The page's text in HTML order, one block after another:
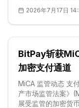
会(SEC)管,还是归
时间是7月20日当
截至2026年7月17
径上最关键、也最
事,是划出一条美国
2026年7月17日
BitPay斩获
加密支付通道
MiCA 监管动态 支
产市场监管法案》
展受监管的加密货